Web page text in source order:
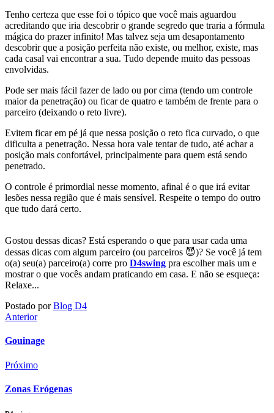
Tenho certeza que esse foi o tópico que você mais aguardou
acreditando que iria descobrir o grande segredo que traria a fórmula
mágica do prazer infinito! Mas talvez seja um desapontamento
descobrir que a posição perfeita não existe, ou melhor, existe, mas
cada casal vai encontrar a sua. Tudo depende muito das pessoas
envolvidas.
Pode ser mais fácil fazer de lado ou por cima (tendo um controle
maior da penetração) ou ficar de quatro e também de frente para o
parceiro (deixando o reto livre).
Evitem ficar em pé já que nessa posição o reto fica curvado, o que
dificulta a penetração. Nessa hora vale tentar de tudo, até achar a
posição mais confortável, principalmente para quem está sendo
penetrado.
O controle é primordial nesse momento, afinal é o que irá evitar
lesões nessa região que é mais sensível. Respeite o tempo do outro
que tudo dará certo.
Gostou dessas dicas? Está esperando o que para usar cada uma
dessas dicas com algum parceiro (ou parceiros 😈)? Se você já tem
o(a) seu(a) parceiro(a) corre pro D4swing pra escolher mais um e
mostrar o que vocês andam praticando em casa. E não se esqueça:
Relaxe...
Postado porBlog D4
Anterior
Gouinage
Próximo
Zonas Erógenas